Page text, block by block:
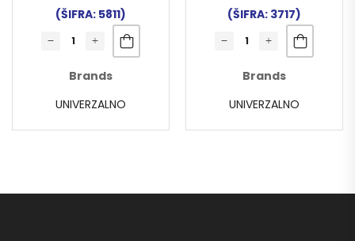
(ŠIFRA: 5811)
Brands
UNIVERZALNO
(ŠIFRA: 3717)
Brands
UNIVERZALNO